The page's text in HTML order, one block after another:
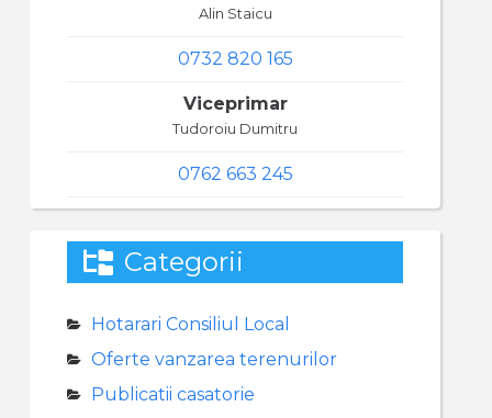
Alin Staicu
0732 820 165
Viceprimar
Tudoroiu Dumitru
0762 663 245
Categorii
Hotarari Consiliul Local
Oferte vanzarea terenurilor
Publicatii casatorie